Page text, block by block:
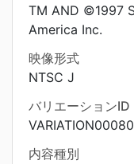
TM AND ©1997
America Inc.
映像形式
NTSC J
バリエーションID
内容種別